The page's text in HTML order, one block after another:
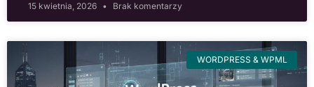
15 kwietnia, 2026 Brak komentarzy
WORDPRESS & WPML